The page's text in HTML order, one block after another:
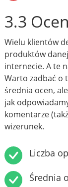
3.3
Wielu klientów
produktów
internecie. A te
Warto zadbać o
średnia ocen,
jak
komentarze
wizerunek.
Liczba
Średnia